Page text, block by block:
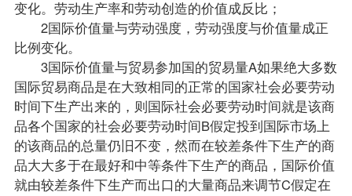
变化。劳动生产率和劳动创造的价值成反比；
2国际价值量与劳动强度，劳动强度与价值量成正
比例变化。
3国际价值量与贸易参加国的贸易量A如果绝大多数
国际贸易商品是在大致相同的正常的国家社会必要劳动
时间下生产出来的，则国际社会必要劳动时间就是该商
品各个国家的社会必要劳动时间B假定投到国际市场上
的该商品的总量仍旧不变，然而在较差条件下生产的商
品大大多于在最好和中等条件下生产的商品，国际价值
就由较差条件下生产而出口的大量商品来调节C假定在